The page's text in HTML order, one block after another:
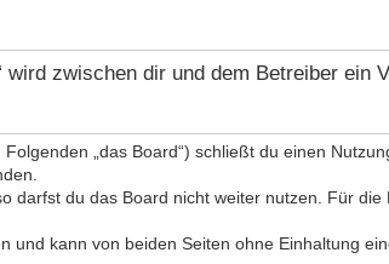
zwischen dir und dem Betreiber ein
„das Board“) schließt du einen
darfst du das Board nicht weiter nutzen. Für
und kann von beiden Seiten ohne Einhaltung